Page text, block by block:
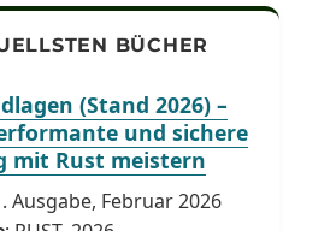
BÜCHER
(Stand 2026) –
und sichere
mit Rust meistern
Ausgabe, Februar 2026